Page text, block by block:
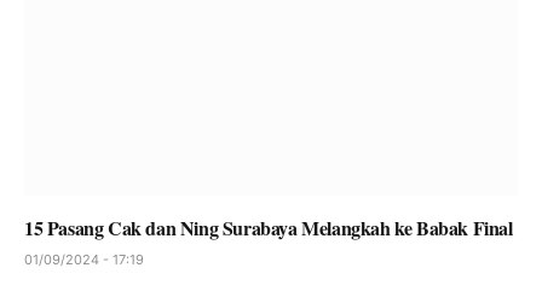
15 Pasang Cak dan Ning Surabaya Melangkah ke Babak Final
01/09/2024 - 17:19